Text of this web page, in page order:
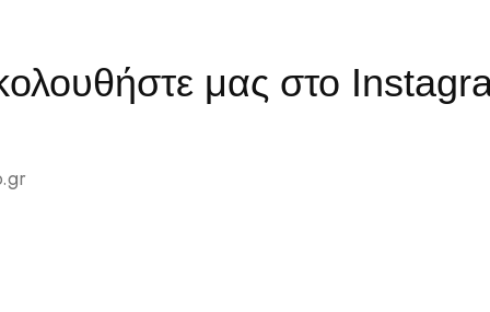
μας στο